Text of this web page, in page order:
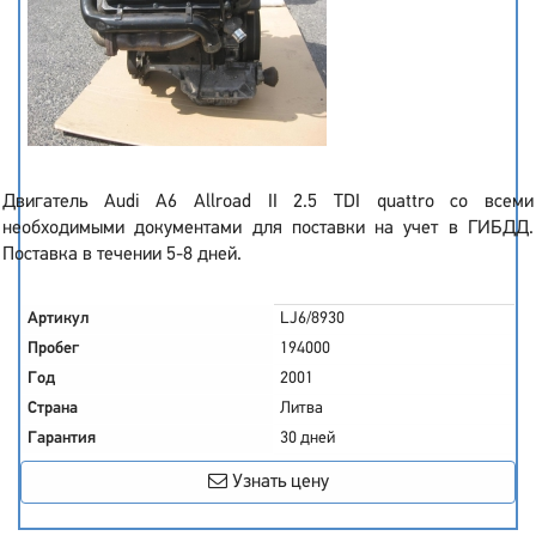
Двигатель Audi A6 Allroad II 2.5 TDI quattro со всеми
необходимыми документами для поставки на учет в ГИБДД.
Поставка в течении 5-8 дней.
Артикул
LJ6/8930
Пробег
194000
Год
2001
Страна
Литва
Гарантия
30 дней
Узнать цену